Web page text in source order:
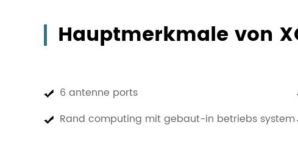
Hauptmerkmale von
6 antenne ports
Rand computing mit gebaut-in betriebs system